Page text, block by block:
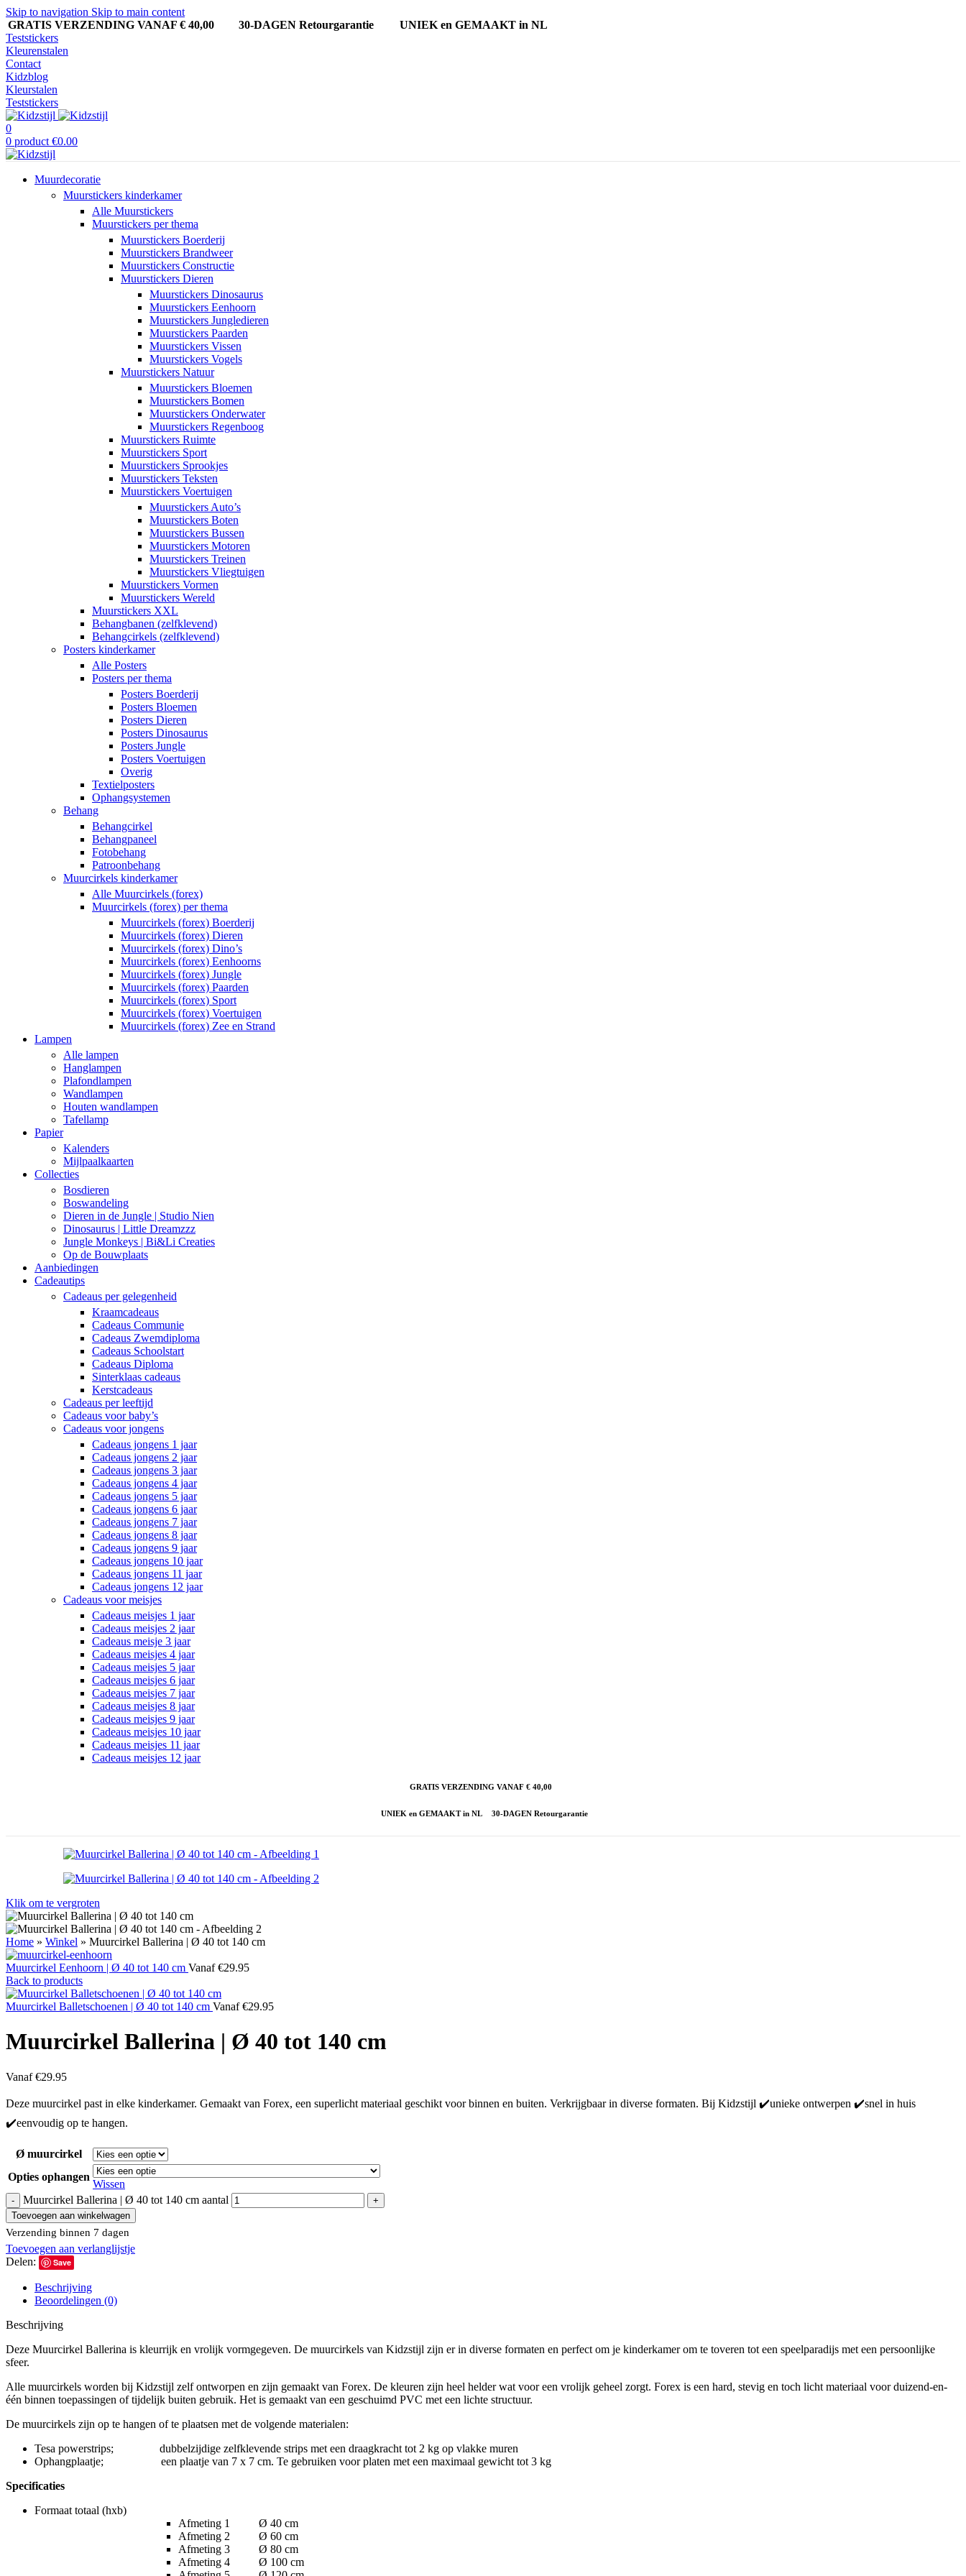
Skip to navigation Skip to main content
GRATIS VERZENDING VANAF € 40,00
30-DAGEN Retourgarantie UNIEK en GEMAAKT in NL
Teststickers
Kleurenstalen
Contact
Kidzblog
Kleurstalen
Teststickers
0
0 product €0.00
Muurdecoratie
Muurstickers kinderkamer
Alle Muurstickers
Muurstickers per thema
Muurstickers Boerderij
Muurstickers Brandweer
Muurstickers Constructie
Muurstickers Dieren
Muurstickers Dinosaurus
Muurstickers Eenhoorn
Muurstickers Jungledieren
Muurstickers Paarden
Muurstickers Vissen
Muurstickers Vogels
Muurstickers Natuur
Muurstickers Bloemen
Muurstickers Bomen
Muurstickers Onderwater
Muurstickers Regenboog
Muurstickers Ruimte
Muurstickers Sport
Muurstickers Sprookjes
Muurstickers Teksten
Muurstickers Voertuigen
Muurstickers Auto’s
Muurstickers Boten
Muurstickers Bussen
Muurstickers Motoren
Muurstickers Treinen
Muurstickers Vliegtuigen
Muurstickers Vormen
Muurstickers Wereld
Muurstickers XXL
Behangbanen (zelfklevend)
Behangcirkels (zelfklevend)
Posters kinderkamer
Alle Posters
Posters per thema
Posters Boerderij
Posters Bloemen
Posters Dieren
Posters Dinosaurus
Posters Jungle
Posters Voertuigen
Overig
Textielposters
Ophangsystemen
Behang
Behangcirkel
Behangpaneel
Fotobehang
Patroonbehang
Muurcirkels kinderkamer
Alle Muurcirkels (forex)
Muurcirkels (forex) per thema
Muurcirkels (forex) Boerderij
Muurcirkels (forex) Dieren
Muurcirkels (forex) Dino’s
Muurcirkels (forex) Eenhoorns
Muurcirkels (forex) Jungle
Muurcirkels (forex) Paarden
Muurcirkels (forex) Sport
Muurcirkels (forex) Voertuigen
Muurcirkels (forex) Zee en Strand
Lampen
Alle lampen
Hanglampen
Plafondlampen
Wandlampen
Houten wandlampen
Tafellamp
Papier
Kalenders
Mijlpaalkaarten
Collecties
Bosdieren
Boswandeling
Dieren in de Jungle | Studio Nien
Dinosaurus | Little Dreamzzz
Jungle Monkeys | Bi&Li Creaties
Op de Bouwplaats
Aanbiedingen
Cadeautips
Cadeaus per gelegenheid
Kraamcadeaus
Cadeaus Communie
Cadeaus Zwemdiploma
Cadeaus Schoolstart
Cadeaus Diploma
Sinterklaas cadeaus
Kerstcadeaus
Cadeaus per leeftijd
Cadeaus voor baby’s
Cadeaus voor jongens
Cadeaus jongens 1 jaar
Cadeaus jongens 2 jaar
Cadeaus jongens 3 jaar
Cadeaus jongens 4 jaar
Cadeaus jongens 5 jaar
Cadeaus jongens 6 jaar
Cadeaus jongens 7 jaar
Cadeaus jongens 8 jaar
Cadeaus jongens 9 jaar
Cadeaus jongens 10 jaar
Cadeaus jongens 11 jaar
Cadeaus jongens 12 jaar
Cadeaus voor meisjes
Cadeaus meisjes 1 jaar
Cadeaus meisjes 2 jaar
Cadeaus meisje 3 jaar
Cadeaus meisjes 4 jaar
Cadeaus meisjes 5 jaar
Cadeaus meisjes 6 jaar
Cadeaus meisjes 7 jaar
Cadeaus meisjes 8 jaar
Cadeaus meisjes 9 jaar
Cadeaus meisjes 10 jaar
Cadeaus meisjes 11 jaar
Cadeaus meisjes 12 jaar
GRATIS VERZENDING VANAF € 40,00
UNIEK en GEMAAKT in NL 30-DAGEN Retourgarantie
Klik om te vergroten
Home » Winkel » Muurcirkel Ballerina | Ø 40 tot 140 cm
Muurcirkel Eenhoorn | Ø 40 tot 140 cm Vanaf €29.95
Back to products
Muurcirkel Balletschoenen | Ø 40 tot 140 cm Vanaf €29.95
Muurcirkel Ballerina | Ø 40 tot 140 cm
Vanaf €29.95
Deze muurcirkel past in elke kinderkamer. Gemaakt van Forex, een superlicht materiaal geschikt voor binnen en buiten. Verkrijgbaar in diverse formaten. Bij Kidzstijl ✔️unieke ontwerpen ✔️snel in huis
✔️eenvoudig op te hangen.
Ø muurcirkel
Opties ophangen
Wissen
Muurcirkel Ballerina | Ø 40 tot 140 cm aantal
Toevoegen aan winkelwagen
Verzending binnen 7 dagen
Toevoegen aan verlanglijstje
Delen:
Save
Beschrijving
Beoordelingen (0)
Beschrijving
Deze Muurcirkel Ballerina is kleurrijk en vrolijk vormgegeven. De muurcirkels van Kidzstijl zijn er in diverse formaten en perfect om je kinderkamer om te toveren tot een speelparadijs met een persoonlijke
sfeer.
Alle muurcirkels worden bij Kidzstijl zelf ontworpen en zijn gemaakt van Forex. De kleuren zijn heel helder wat voor een vrolijk geheel zorgt. Forex is een hard, stevig en toch licht materiaal voor duizend-en-
één binnen toepassingen of tijdelijk buiten gebruik. Het is gemaakt van een geschuimd PVC met een lichte structuur.
De muurcirkels zijn op te hangen of te plaatsen met de volgende materialen:
Tesa powerstrips; dubbelzijdige zelfklevende strips met een draagkracht tot 2 kg op vlakke muren
Ophangplaatje; een plaatje van 7 x 7 cm. Te gebruiken voor platen met een maximaal gewicht tot 3 kg
Specificaties
Formaat totaal (hxb)
Afmeting 1 Ø 40 cm
Afmeting 2 Ø 60 cm
Afmeting 3 Ø 80 cm
Afmeting 4 Ø 100 cm